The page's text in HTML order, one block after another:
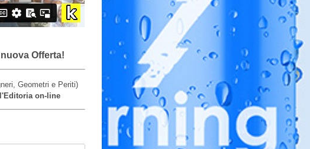
Offerta!
Geometri e Periti)
on-line